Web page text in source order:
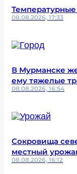
08.08.2026, 17:33
В Мурманске
ему тяжелые
08.08.2026, 16:54
Сокровища
местный
08.08.2026, 16:12